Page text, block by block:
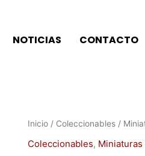
NOTICIAS CONTACTO
Inicio / Coleccionables /
Coleccionables,
Figura